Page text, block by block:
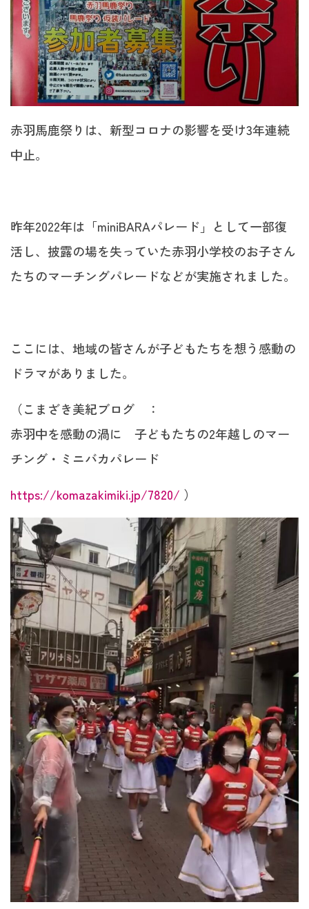
赤羽馬鹿祭りは、新型コロナの影響を受け3年連続
中止。
昨年2022年は「miniBARAパレード」として一部復
活し、披露の場を失っていた赤羽小学校のお子さん
たちのマーチングパレードなどが実施されました。
ここには、地域の皆さんが子どもたちを想う感動の
ドラマがありました。
（こまざき美紀ブログ ：
赤羽中を感動の渦に 子どもたちの2年越しのマー
チング・ミニバカパレード
https://komazakimiki.jp/7820/ ）